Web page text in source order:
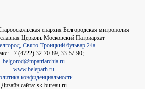
епархия Белгородская митрополия
Церковь Московский Патриархат
Свято-Троицкий бульвар 24а
+7 (4722) 32-70-89, 33-57-90;
belgorod@mpatriarchia.ru
www.beleparh.ru
конфиденциальности
Дизайн сайта: sk-bureau.ru